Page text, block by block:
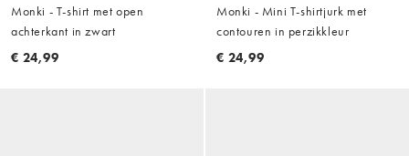
Monki - T-shirt met open
achterkant in zwart
€ 24,99
Monki - Mini T-shirtjurk met
contouren in perzikkleur
€ 24,99